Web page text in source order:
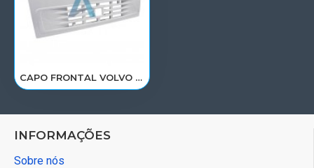
CAPO FRONTAL VOLVO FH D12D ATE 2009 20360266
INFORMAÇÕES
Sobre nós